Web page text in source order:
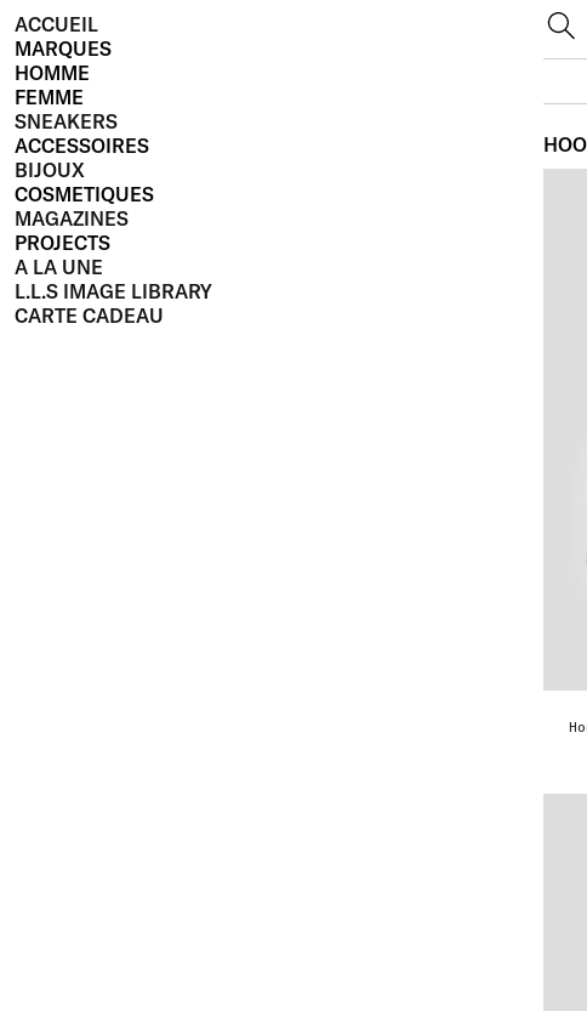
ACCUEIL
MARQUES
HOMME
FEMME
SNEAKERS
ACCESSOIRES
BIJOUX
COSMETIQUES
MAGAZINES
PROJECTS
A LA UNE
L.L.S IMAGE LIBRARY
CARTE CADEAU
hoodie contrasted ami de coeur vert